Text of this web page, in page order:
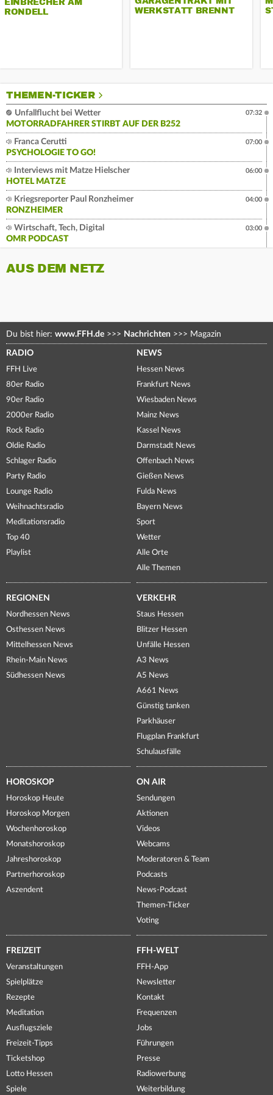
EINBRECHER AM
RONDELL
WERKSTATT BRENNT
THEMEN-TICKER
Unfallflucht bei Wetter
MOTORRADFAHRER STIRBT AUF DER B252
07:32
Franca Cerutti
PSYCHOLOGIE TO GO!
07:00
Interviews mit Matze Hielscher
HOTEL MATZE
06:00
Kriegsreporter Paul Ronzheimer
RONZHEIMER
04:00
Wirtschaft, Tech, Digital
OMR PODCAST
03:00
AUS DEM NETZ
Du bist hier: www.FFH.de >>> Nachrichten >>> Magazin
RADIO
FFH Live
80er Radio
90er Radio
2000er Radio
Rock Radio
Oldie Radio
Schlager Radio
Party Radio
Lounge Radio
Weihnachtsradio
Meditationsradio
Top 40
Playlist
NEWS
Hessen News
Frankfurt News
Wiesbaden News
Mainz News
Kassel News
Darmstadt News
Offenbach News
Gießen News
Fulda News
Bayern News
Sport
Wetter
Alle Orte
Alle Themen
REGIONEN
Nordhessen News
Osthessen News
Mittelhessen News
Rhein-Main News
Südhessen News
VERKEHR
Staus Hessen
Blitzer Hessen
Unfälle Hessen
A3 News
A5 News
A661 News
Günstig tanken
Parkhäuser
Flugplan Frankfurt
Schulausfälle
HOROSKOP
Horoskop Heute
Horoskop Morgen
Wochenhoroskop
Monatshoroskop
Jahreshoroskop
Partnerhoroskop
Aszendent
ON AIR
Sendungen
Aktionen
Videos
Webcams
Moderatoren & Team
Podcasts
News-Podcast
Themen-Ticker
Voting
FREIZEIT
Veranstaltungen
Spielplätze
Rezepte
Meditation
Ausflugsziele
Freizeit-Tipps
Ticketshop
Lotto Hessen
Spiele
FFH-WELT
FFH-App
Newsletter
Kontakt
Frequenzen
Jobs
Führungen
Presse
Radiowerbung
Weiterbildung